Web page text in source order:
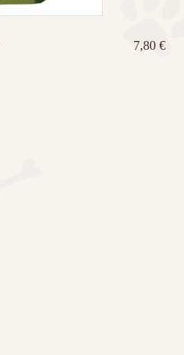
7,80€